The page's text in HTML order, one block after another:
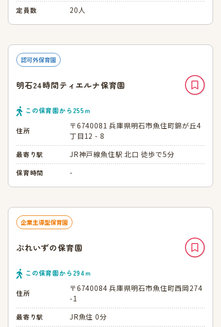
定員数 20人
認可外保育園
明石24時間ティエルナ保育園
この保育園から 255ｍ
住所
〒6740081 兵庫県明石市魚住町錦が丘4
丁目12 - 8
最寄り駅 JR神戸線魚住駅 北口 徒歩で5分
保育時間 -
企業主導型保育園
ぷれいずの保育園
この保育園から 294 ｍ
住所
〒6740084 兵庫県明石市魚住町西岡274
-1
最寄り駅 JR魚住 0分